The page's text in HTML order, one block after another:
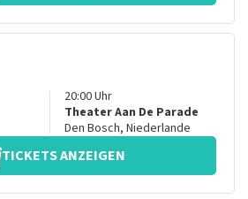
20:00Uhr
Theater Aan De Parade
Den Bosch, Niederlande
TICKETS ANZEIGEN